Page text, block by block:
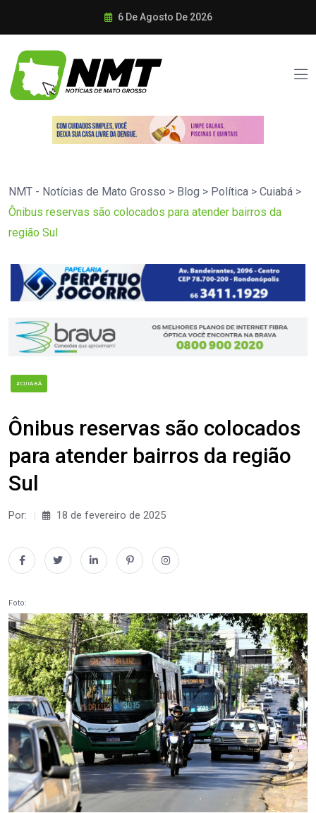
6 De Agosto De 2026
NMT - Notícias de Mato Grosso > Blog > Política > Cuiabá >
Ônibus reservas são colocados para atender bairros da
região Sul
#CUIABÁ
Ônibus reservas são colocados
para atender bairros da região
Sul
Por: 18 de fevereiro de 2025
Foto: